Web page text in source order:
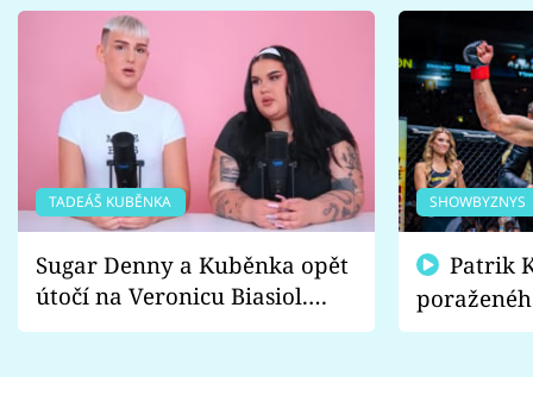
TADEÁŠ KUBĚNKA
Sugar Denny a Kuběnka opět
útočí na Veronicu Biasiol.
Proč je podle nich falešná a
SHOWBYZNYS
fanoušci